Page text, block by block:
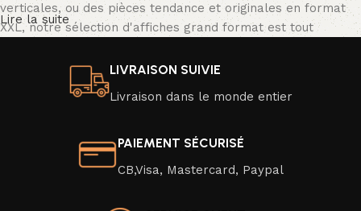
verticales, ou des pièces tendance et originales en format
XXL, notre sélection d'affiches grand format est tout
Nos affiches se déclinent dans une palette de couleurs
vibrantes ou en noir et blanc classique, avec une résolution
réalisme saisissant. Transformez facilement l'ambiance de
votre intérieur en un clin d'œil en optant pour une nouvelle
affiche moderne ou une affiche au design captivant.
Lire la suite
LIVRAISON SUIVIE
Livraison dans le monde entier
PAIEMENT SÉCURISÉ
CB,Visa, Mastercard, Paypal